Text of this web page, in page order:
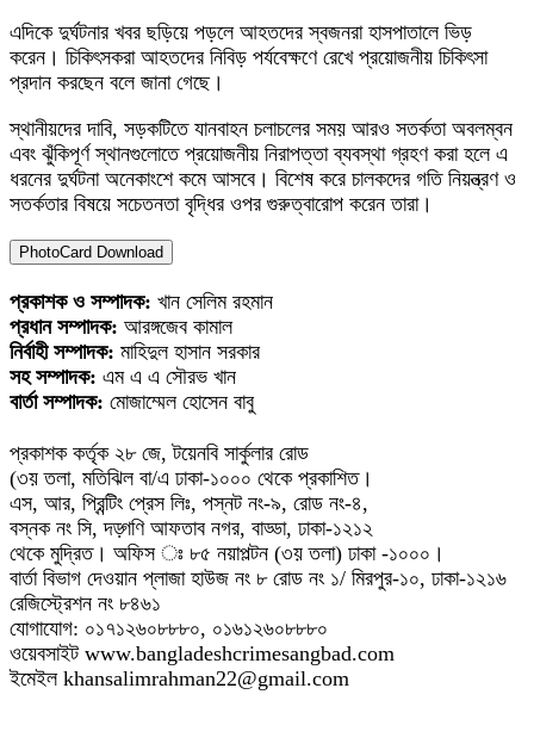
এদিকে দুর্ঘটনার খবর ছড়িয়ে পড়লে আহতদের স্বজনরা হাসপাতালে ভিড়
করেন। চিকিৎসকরা আহতদের নিবিড় পর্যবেক্ষণে রেখে প্রয়োজনীয় চিকিৎসা
প্রদান করছেন বলে জানা গেছে।
স্থানীয়দের দাবি, সড়কটিতে যানবাহন চলাচলের সময় আরও সতর্কতা অবলম্বন
এবং ঝুঁকিপূর্ণ স্থানগুলোতে প্রয়োজনীয় নিরাপত্তা ব্যবস্থা গ্রহণ করা হলে এ
ধরনের দুর্ঘটনা অনেকাংশে কমে আসবে। বিশেষ করে চালকদের গতি নিয়ন্ত্রণ ও
সতর্কতার বিষয়ে সচেতনতা বৃদ্ধির ওপর গুরুত্বারোপ করেন তারা।
PhotoCard Download
প্রকাশক ও সম্পাদক: খান সেলিম রহমান
প্রধান সম্পাদক: আরঙ্গজেব কামাল
নির্বাহী সম্পাদক: মাহিদুল হাসান সরকার
সহ সম্পাদক: এম এ এ সৌরভ খান
বার্তা সম্পাদক: মোজাম্মেল হোসেন বাবু
প্রকাশক কর্তৃক ২৮ জে, টয়েনবি সার্কুলার রোড
(৩য় তলা, মতিঝিল বা/এ ঢাকা-১০০০ থেকে প্রকাশিত।
এস, আর, প্রিন্টিং প্রেস লিঃ, পস্নট নং-৯, রোড নং-৪,
বস্নক নং সি, দড়্গণি আফতাব নগর, বাড্ডা, ঢাকা-১২১২
থেকে মুদ্রিত। অফিস ঃ ৮৫ নয়াপল্টন (৩য় তলা) ঢাকা -১০০০।
বার্তা বিভাগ দেওয়ান প্লাজা হাউজ নং ৮ রোড নং ১/ মিরপুর-১০, ঢাকা-১২১৬
রেজিস্ট্রেশন নং ৮৪৬১
যোগাযোগ: ০১৭১২৬০৮৮৮০, ০১৬১২৬০৮৮৮০
ওয়েবসাইট www.bangladeshcrimesangbad.com
ইমেইল khansalimrahman22@gmail.com